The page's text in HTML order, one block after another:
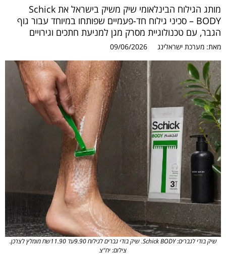
מותג הגילוח הבינלאומי שיק משיק בישראל את Schick
BODY – סכיני גילוח חד-פעמיים שפותחו במיוחד עבור גוף
הגבר, עם טכנולוגיית מסרק מגן למניעת חתכים וגירויים
מאת: מערכת ישראלינג 09/06/2026
שיק בודי לגברים: Schick BODY. שיק בודי גברים לגילוח 9.90עד 11.90שח מומלץ לצרכן.
צילום: יח"צ